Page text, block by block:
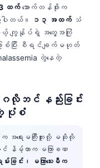
ထက်အောက်တန်ဖိုးက
ပါတယ်။
၁၃ အထက်သံ
ကျွန်ုပ်ရဲ့ အတွေ့အကြုံ
စ်ပြီး စီရင်ချက်မဟုတ်
တွဲနေတဲ့
လိုဘင် နည်းခြင်း
ပုံစံ
င်းက အရေးမကြီးဘူးလို့ မဆိုလို
င် နိမ့်တာက မကြာခဏ
းခြင်း၊ မကြာသေးမီက